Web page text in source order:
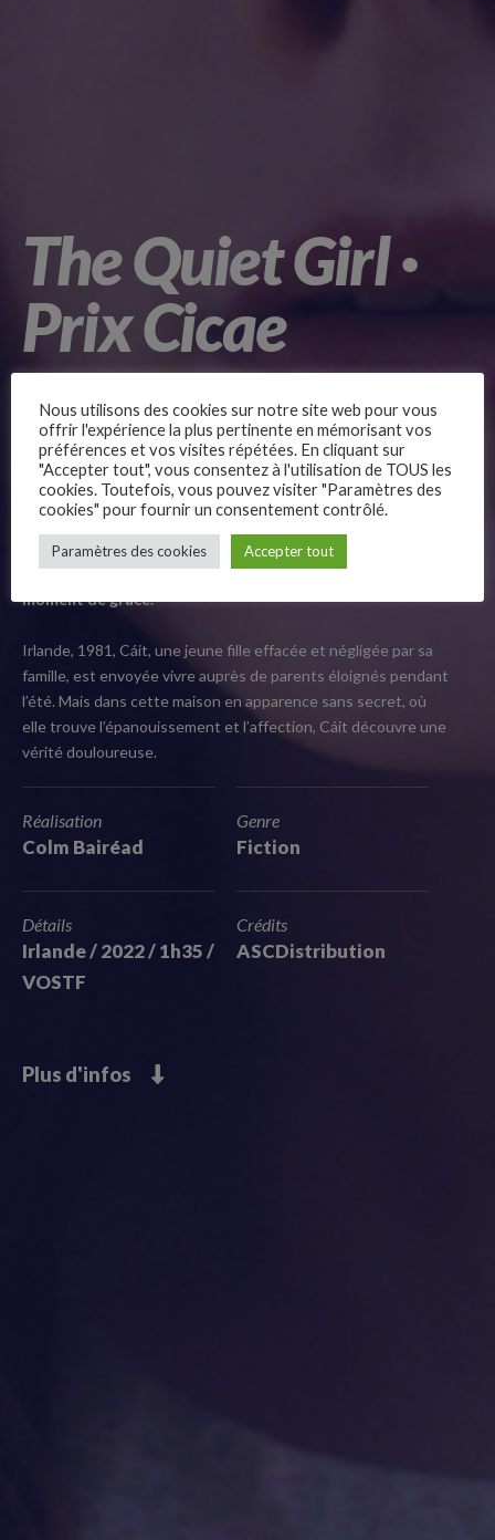
Follow Us
The Quiet Girl ·
Prix Cicae
Présenté dans plusieurs festivals internationaux
(Berlinale, Dinard, Busan), The Quiet Girlsubjugue par la
justesse et la sensibilité de sa jeune actrice Catherine
Clinch. La toute-puissance du film réside dans les longs
silences de contemplation et l’amour timide naissant. Un
moment de grâce.
Irlande, 1981, Cáit, une jeune fille effacée et négligée par sa
famille, est envoyée vivre auprès de parents éloignés pendant
l’été. Mais dans cette maison en apparence sans secret, où
elle trouve l’épanouissement et l’affection, Cáit découvre une
vérité douloureuse.
Réalisation
Colm Bairéad
Genre
Fiction
Détails
Irlande / 2022 / 1h35 /
VOSTF
Crédits
ASCDistribution
Plus d'infos
Nous utilisons des cookies sur notre site web pour vous
offrir l'expérience la plus pertinente en mémorisant vos
préférences et vos visites répétées. En cliquant sur
"Accepter tout", vous consentez à l'utilisation de TOUS les
cookies. Toutefois, vous pouvez visiter "Paramètres des
cookies" pour fournir un consentement contrôlé.
Paramètres des cookies Accepter tout